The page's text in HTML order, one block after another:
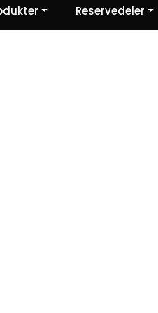
Ris og ros Reservedeler